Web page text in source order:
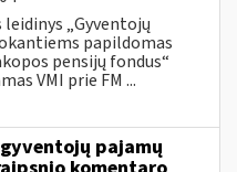
„Gyventojų
papildomas
pensijų fondus“
VMI prie FM ...
pajamų